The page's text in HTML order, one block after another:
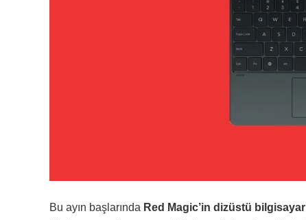
Bu ayın başlarında Red Magic’in dizüstü bilgisayar